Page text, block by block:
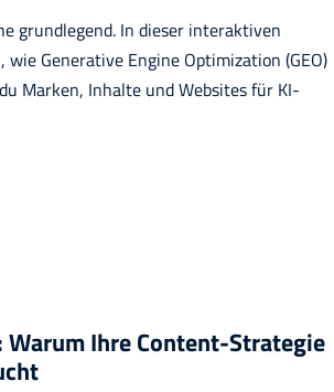
grundlegend. In dieser interaktiven
wie Generative Engine Optimization (GEO)
Marken, Inhalte und Websites für KI-
Ihre Content-Strategie